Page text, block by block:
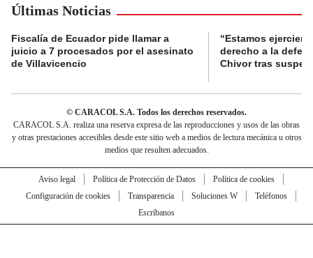
Últimas Noticias
Fiscalía de Ecuador pide llamar a
juicio a 7 procesados por el asesinato
de Villavicencio
“Estamos
derecho a la
Chivor tras
© CARACOL S.A. Todos los derechos reservados.
CARACOL S.A. realiza una reserva expresa de las reproducciones y usos de las obras
y otras prestaciones accesibles desde este sitio web a medios de lectura mecánica u otros
medios que resulten adecuados.
Aviso legal Política de Protección de Datos
Política de cookies
Configuración de cookies
Transparencia Soluciones W
Teléfonos
Escríbanos